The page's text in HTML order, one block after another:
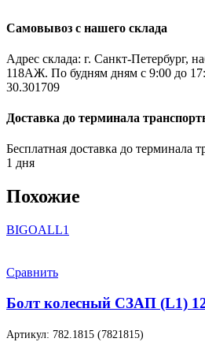
Самовывоз с нашего склада
Адрес склада: г. Санкт-Петербург,
118АЖ. По будням дням с 9:00 до
30.301709
Доставка до терминала
Бесплатная доставка до терминала
1 дня
Похожие
BIGOALL1
Сравнить
Болт колесный СЗАП (L1)
Артикул: 782.1815 (7821815)